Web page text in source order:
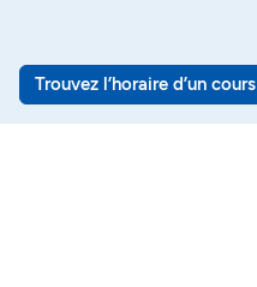
Trouvez l’horaire d’un cours